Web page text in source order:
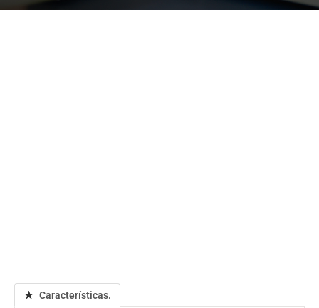
Características.